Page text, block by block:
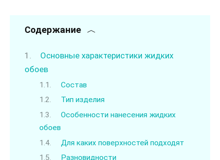
Содержание
Основные характеристики жидких
обоев
Состав
Тип изделия
Особенности нанесения жидких
обоев
Для каких поверхностей подходят
Разновидности